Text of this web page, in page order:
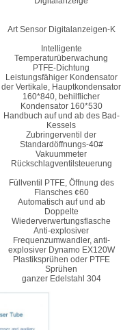
Art Sensor Digitalanzeigen-K
Intelligente
Temperaturüberwachung
PTFE-Dichtung
Leistungsfähiger Kondensator
der Vertikale, Hauptkondensator
160*840, behilflicher
Kondensator 160*530
Handbuch auf und ab des Bad-
Kessels
Zubringerventil der
Standardöffnungs-40#
Vakuummeter
Rückschlagventilsteuerung
Füllventil PTFE, Öffnung des
Flansches ¢60
Automatisch auf und ab
Doppelte
Wiederverwertungsflasche
Anti-explosiver
Frequenzumwandler, anti-
explosiver Dynamo EX120W
Plastiksprühen oder PTFE
Sprühen
ganzer Edelstahl 304